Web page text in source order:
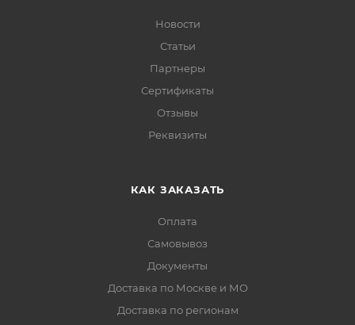
Новости
Статьи
Партнеры
Сертификаты
Отзывы
Реквизиты
КАК ЗАКАЗАТЬ
Оплата
Самовывоз
Документы
Доставка по Москве и МО
Доставка по регионам